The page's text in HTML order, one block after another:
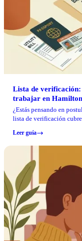
Lista de
trabajar en
¿Estás pensando en
lista de verificación
detectar problemas antes
Leer guía